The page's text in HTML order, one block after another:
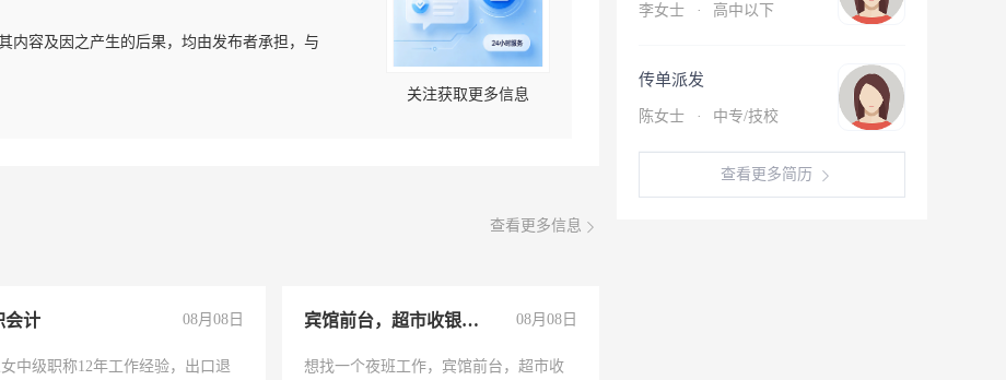
内容及因之产生的后果，均由发布者承担，与
关注获取更多信息
查看更多信息
会计 08月08日
中级职称12年工作经验，出口退
宾馆前台，超市收银员，淘宝客服 08月08日
想找一个夜班工作，宾馆前台，超市收
李女士 · 高中以下
传单派发
陈女士 · 中专/技校
查看更多简历